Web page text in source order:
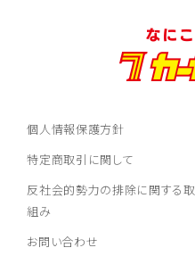
個人情報保護方針
特定商取引に関して
反社会的勢力の排除に関する取
組み
お問い合わせ